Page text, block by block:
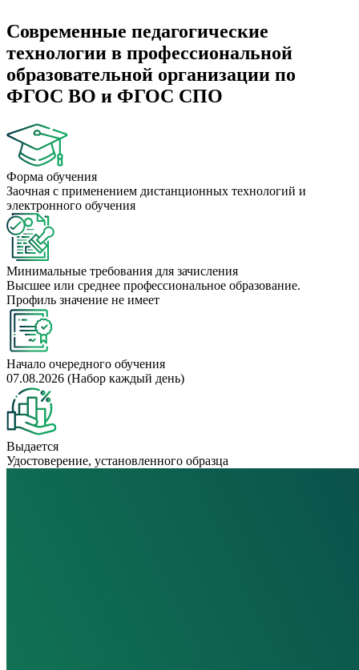
Современные педагогические
технологии в профессиональной
образовательной организации по
ФГОС ВО и ФГОС СПО
Форма обучения
Заочная с применением дистанционных технологий и
электронного обучения
Минимальные требования для зачисления
Высшее или среднее профессиональное образование.
Профиль значение не имеет
Начало очередного обучения
07.08.2026 (Набор каждый день)
Выдается
Удостоверение, установленного образца